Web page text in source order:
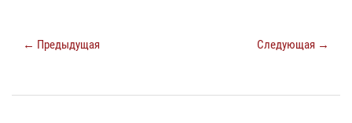
← Предыдущая Следующая →